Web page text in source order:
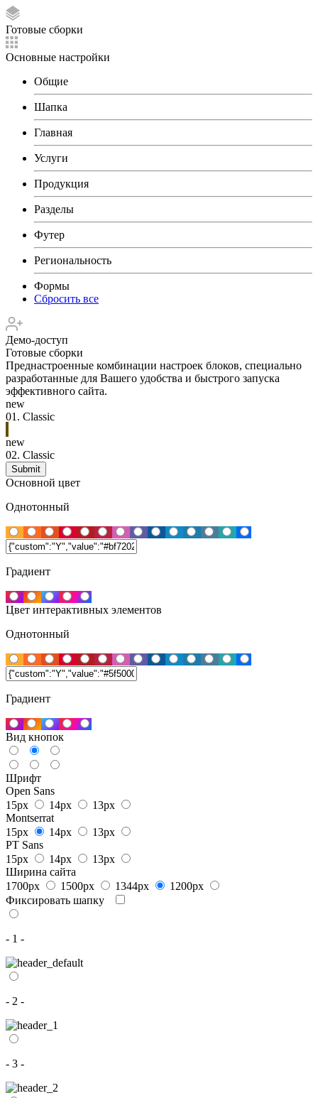
Готовые сборки
Основные настройки
Общие
Шапка
Главная
Услуги
Продукция
Разделы
Футер
Региональность
Формы
Сбросить все
Демо-доступ
Готовые сборки
Преднастроенные комбинации настроек блоков, специально
разработанные для Вашего удобства и быстрого запуска
эффективного сайта.
new
01. Classic
new
02. Classic
Основной цвет
Однотонный
Градиент
Цвет интерактивных элементов
Однотонный
Градиент
Вид кнопок
Шрифт
Open Sans
15px
14px
13px
Montserrat
15px
14px
13px
PT Sans
15px
14px
13px
Ширина сайта
1700px
1500px 1344px
1200px
Фиксировать шапку
- 1 -
- 2 -
- 3 -